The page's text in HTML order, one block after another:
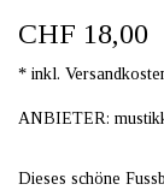
CHF 18,00
* inkl.
ANBIETER:
Dieses schöne